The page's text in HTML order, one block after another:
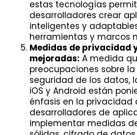
estas tecnologías
desarrolladores crear
inteligentes y
herramientas y marcos
Medidas de privacidad
mejoradas: A medida
preocupaciones sobre
seguridad de los datos,
iOS y Android están
énfasis en la privacidad
desarrolladores de
implementar medidas